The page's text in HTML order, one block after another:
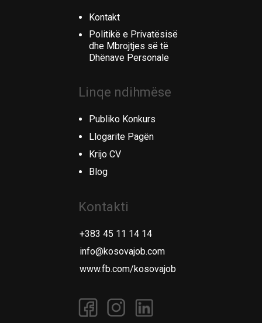
Kontakt
Politikë e Privatësisë
dhe Mbrojtjes së të
Dhënave Personale
Linqe ndihmëse
Publiko Konkurs
Llogarite Pagën
Krijo CV
Blog
Kontakti
+383 45 11 14 14
info@kosovajob.com
www.fb.com/kosovajob